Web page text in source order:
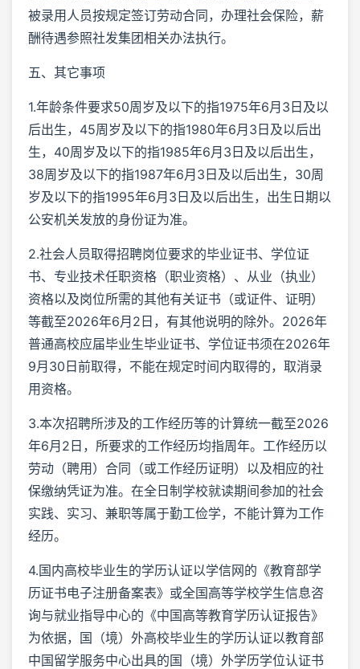
被录用人员按规定签订劳动合同，办理社会保险，薪
酬待遇参照社发集团相关办法执行。
五、其它事项
1.年龄条件要求50周岁及以下的指1975年6月3日及以
后出生，45周岁及以下的指1980年6月3日及以后出
生，40周岁及以下的指1985年6月3日及以后出生，
38周岁及以下的指1987年6月3日及以后出生，30周
岁及以下的指1995年6月3日及以后出生，出生日期以
公安机关发放的身份证为准。
2.社会人员取得招聘岗位要求的毕业证书、学位证
书、专业技术任职资格（职业资格）、从业（执业）
资格以及岗位所需的其他有关证书（或证件、证明）
等截至2026年6月2日，有其他说明的除外。2026年
普通高校应届毕业生毕业证书、学位证书须在2026年
9月30日前取得，不能在规定时间内取得的，取消录
用资格。
3.本次招聘所涉及的工作经历等的计算统一截至2026
年6月2日，所要求的工作经历均指周年。工作经历以
劳动（聘用）合同（或工作经历证明）以及相应的社
保缴纳凭证为准。在全日制学校就读期间参加的社会
实践、实习、兼职等属于勤工俭学，不能计算为工作
经历。
4.国内高校毕业生的学历认证以学信网的《教育部学
历证书电子注册备案表》或全国高等学校学生信息咨
询与就业指导中心的《中国高等教育学历认证报告》
为依据，国（境）外高校毕业生的学历认证以教育部
中国留学服务中心出具的国（境）外学历学位认证书